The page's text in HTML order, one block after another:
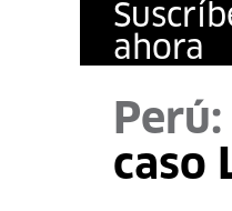
ahora
Perú:
caso